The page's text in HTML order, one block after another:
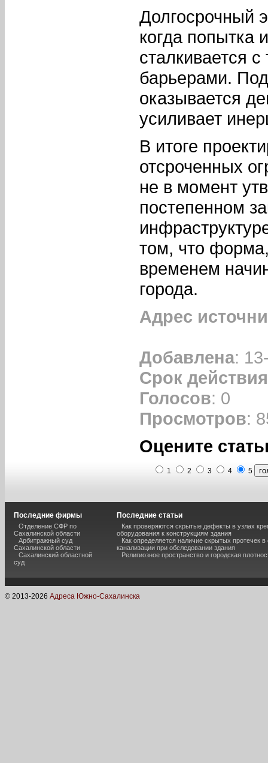
Долгосрочный
когда попытка
сталкивается
барьерами.
оказывается
усиливает
В итоге
отсроченных
не в момент
постепенном
том, что
временем
города.
Адрес
Добавлена:
Срок действия
Голосов: 0
Просмотров:
Оцените
1 2 3 4 5
Последние фирмы
Отделение СФР по
Сахалинской области
Арбитражный суд
Сахалинской области
Сахалинский областной
суд
Последние статьи
Как проверяются скрытые дефекты в узлах
оборудования к конструкциям здания
Как определяется наличие скрытых протечек
канализации при обследовании здания
Религиозное пространство и городская
© 2013-2026 Адреса Южно-Сахалинска